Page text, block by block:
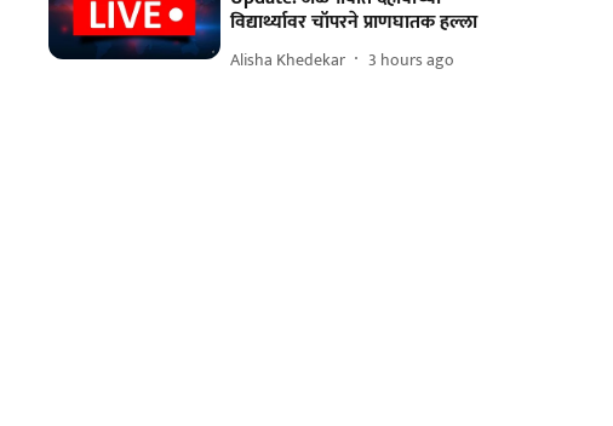
विद्यार्थ्यावर चॉपरने प्राणघातक हल्ला
Alisha Khedekar 3 hours ago